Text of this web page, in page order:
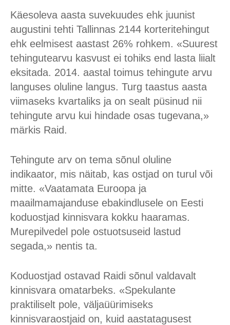
Käesoleva aasta suvekuudes ehk juunist
augustini tehti Tallinnas 2144 korteritehingut
ehk eelmisest aastast 26% rohkem. «Suurest
tehingutearvu kasvust ei tohiks end lasta liialt
eksitada. 2014. aastal toimus tehingute arvu
languses oluline langus. Turg taastus aasta
viimaseks kvartaliks ja on sealt püsinud nii
tehingute arvu kui hindade osas tugevana,»
märkis Raid.
Tehingute arv on tema sõnul oluline
indikaator, mis näitab, kas ostjad on turul või
mitte. «Vaatamata Euroopa ja
maailmamajanduse ebakindlusele on Eesti
koduostjad kinnisvara kokku haaramas.
Murepilvedel pole ostuotsuseid lastud
segada,» nentis ta.
Koduostjad ostavad Raidi sõnul valdavalt
kinnisvara omatarbeks. «Spekulante
praktiliselt pole, väljaüürimiseks
kinnisvaraostjaid on, kuid aastatagusest